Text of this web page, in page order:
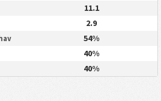
11.1
2.9
54%
40%
40%